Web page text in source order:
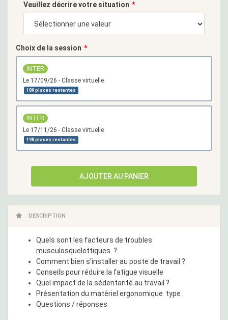
Veuillez décrire votre situation
Choix de la session
INTER
le 17/09/26 - Classe virtuelle
189 places restantes
INTER
le 17/11/26 - Classe virtuelle
198 places restantes
AJOUTER AU PANIER
DESCRIPTION
Quels sont les facteurs de troubles
musculosquelettiques ?
Comment bien s'installer au poste de travail ?
Conseils pour réduire la fatigue visuelle
Quel impact de la sédentarité au travail ?
Présentation du matériel ergonomique type
Questions / réponses